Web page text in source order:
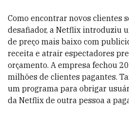
Como encontrar novos clientes
desafiador, a Netflix introduziu
de preço mais baixo com
receita e atrair espectadores
orçamento. A empresa fechou
milhões de clientes pagantes.
um programa para obrigar
da Netflix de outra pessoa a